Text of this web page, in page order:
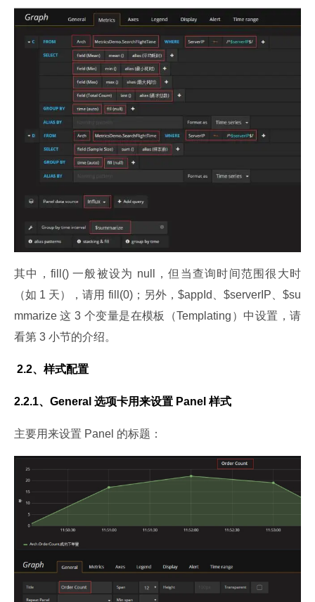
其中，fill() 一般被设为 null，但当查询时间范围很大时
（如 1 天），请用 fill(0)；另外，$appId、$serverIP、$su
mmarize 这 3 个变量是在模板（Templating）中设置，请
看第 3 小节的介绍。
2.2、样式配置
2.2.1、General 选项卡用来设置 Panel 样式
主要用来设置 Panel 的标题：